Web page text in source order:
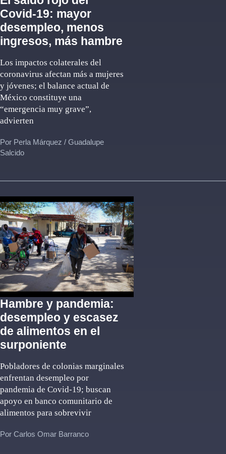
Covid-19: mayor
desempleo, menos
ingresos, más hambre
Los impactos colaterales del
coronavirus afectan más a mujeres
y jóvenes; el balance actual de
México constituye una
“emergencia muy grave”,
advierten
Por Perla Márquez / Guadalupe
Salcido
Hambre y pandemia:
desempleo y escasez
de alimentos en el
surponiente
Pobladores de colonias marginales
enfrentan desempleo por
pandemia de Covid-19; buscan
apoyo en banco comunitario de
alimentos para sobrevivir
Por Carlos Omar Barranco